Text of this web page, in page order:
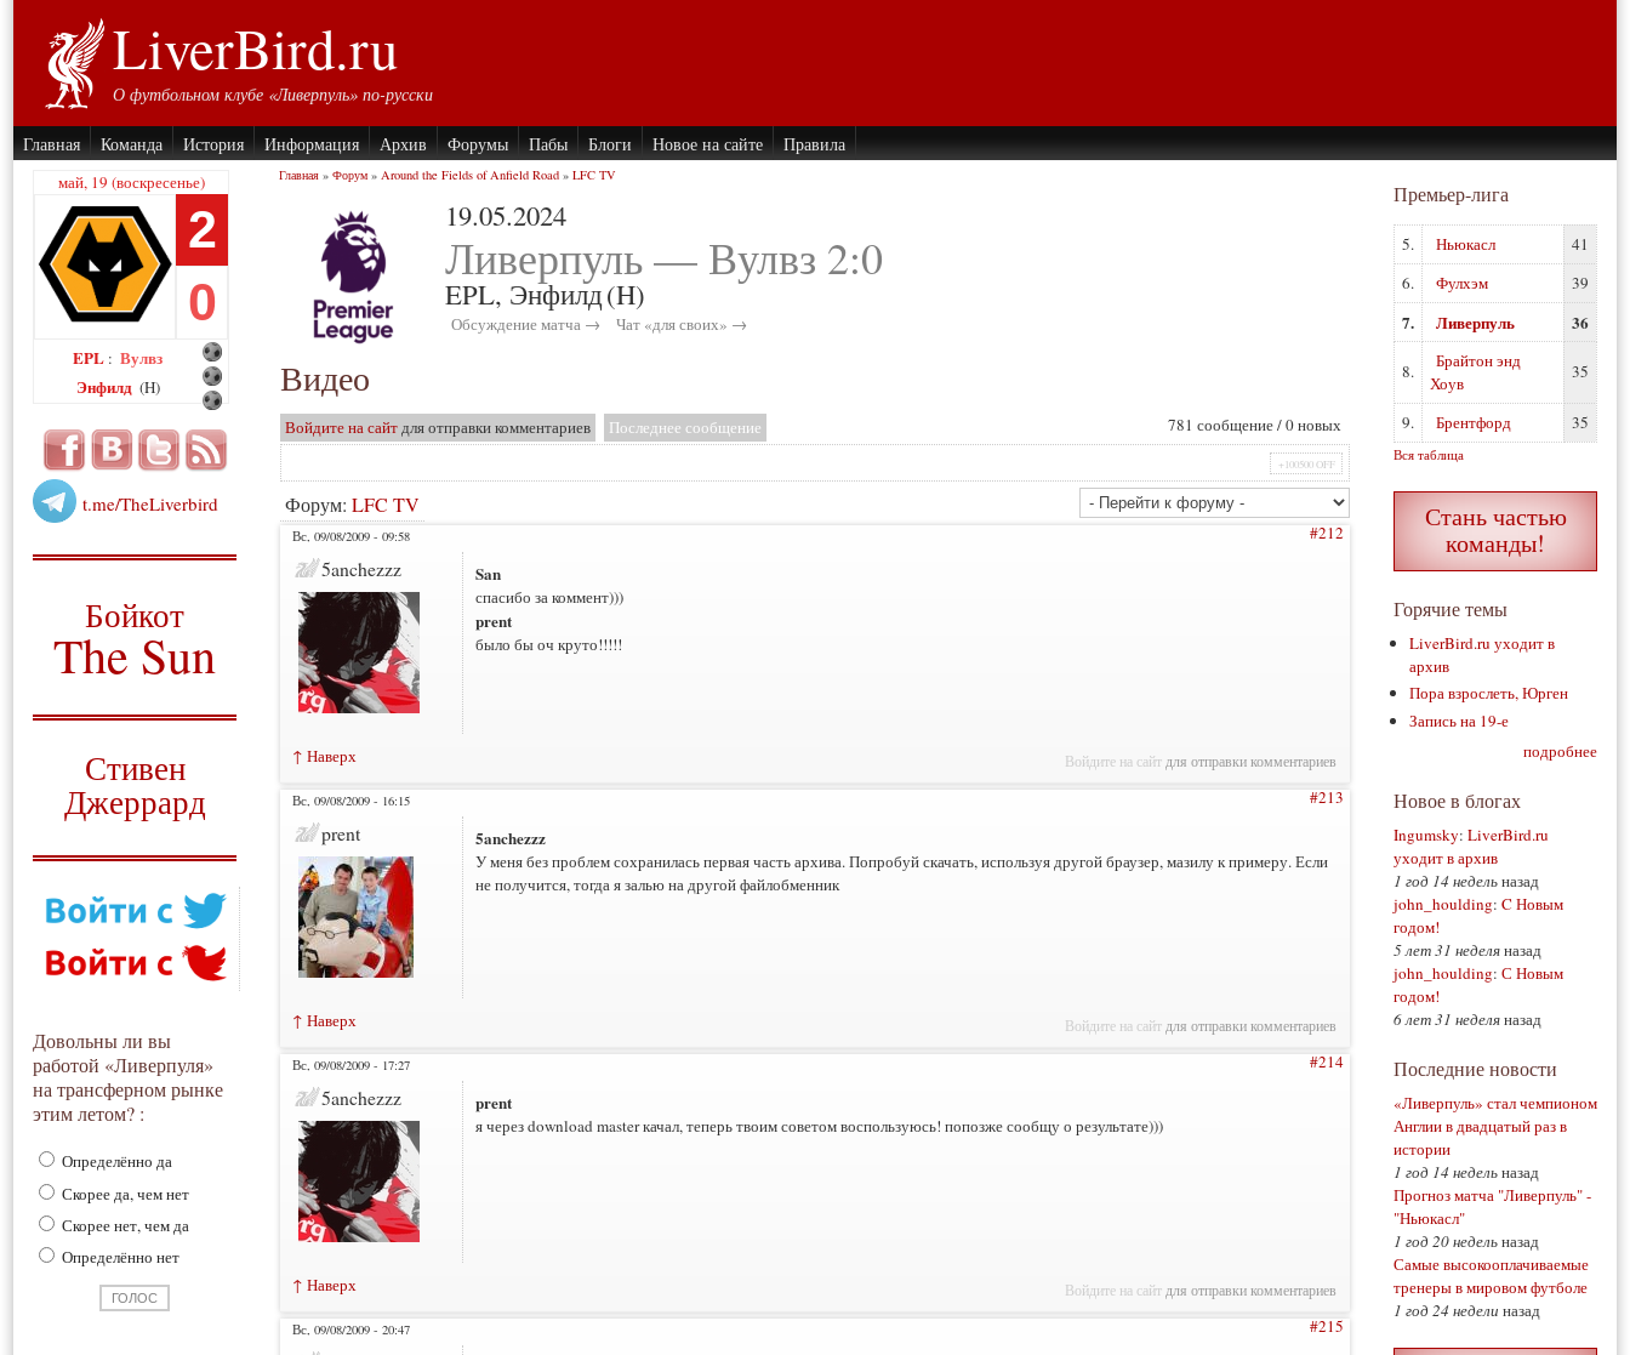
LiverBird.ru
О футбольном клубе «Ливерпуль» по-русски
Главная Команда История Информация Архив Форумы Пабы Блоги Новое на сайте Правила
май, 19 (воскресенье)
2
0
EPL : Вулвз
Энфилд (H)
t.me/TheLiverbird
Бойкот
The Sun
Стивен
Джеррард
Довольны ли вы
работой «Ливерпуля»
на трансферном рынке
этим летом? :
Определённо да
Скорее да, чем нет
Скорее нет, чем да
Определённо нет
Главная » Форум » Around the Fields of Anfield Road » LFC TV
19.05.2024
Ливерпуль — Вулвз 2:0
EPL, Энфилд(H)
Обсуждение матча → Чат «для своих» →
Видео
781 сообщение / 0 новых
Войдите на сайтдля отправки комментариев Последнее сообщение
+100500 OFF
Форум: LFC TV
Вс, 09/08/2009 - 09:58 #212
5anchezzz San
спасибо за коммент)))
prent
было бы оч круто!!!!!
↑ Наверх Войдите на сайт для отправки комментариев
Вс, 09/08/2009 - 16:15 #213
prent 5anchezzz
У меня без проблем сохранилась первая часть архива. Попробуй скачать, используя другой браузер, мазилу к примеру. Если
не получится, тогда я залью на другой файлобменник
↑ Наверх Войдите на сайт для отправки комментариев
Вс, 09/08/2009 - 17:27 #214
5anchezzz prent
я через download master качал, теперь твоим советом воспользуюсь! попозже сообщу о результате)))
↑ Наверх Войдите на сайт для отправки комментариев
Вс, 09/08/2009 - 20:47 #215
Премьер-лига
5. Ньюкасл
41
6.
Фулхэм 39
7. Ливерпуль 36
8.
Брайтон энд
Хоув
35
9. Брентфорд 35
Вся таблица
Стань частью
команды!
Горячие темы
LiverBird.ru уходит в
архив
Пора взрослеть, Юрген
Запись на 19-е
подробнее
Новое в блогах
Ingumsky: LiverBird.ru
уходит в архив
1 год 14 недельназад
john_houlding: C Новым
годом!
5 лет 31 неделяназад
john_houlding: С Новым
годом!
6 лет 31 неделяназад
Последние новости
«Ливерпуль» стал чемпионом
Англии в двадцатый раз в
истории
1 год 14 недельназад
Прогноз матча "Ливерпуль" -
"Ньюкасл"
1 год 20 недельназад
Самые высокооплачиваемые
тренеры в мировом футболе
1 год 24 недели назад